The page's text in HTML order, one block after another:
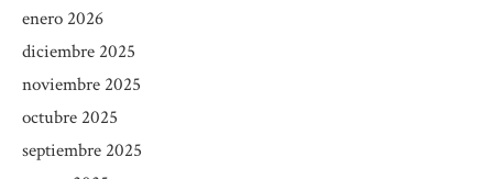
enero 2026
diciembre 2025
noviembre 2025
octubre 2025
septiembre 2025